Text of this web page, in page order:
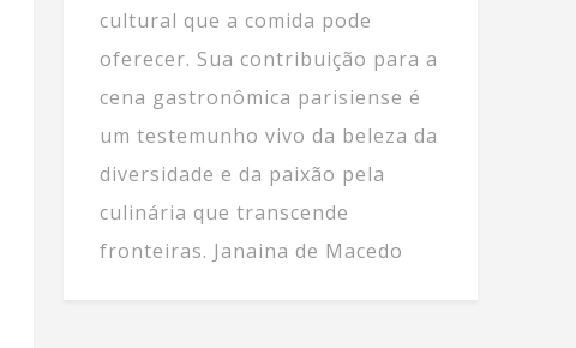
cultural que a comida pode
oferecer. Sua contribuição para a
cena gastronômica parisiense é
um testemunho vivo da beleza da
diversidade e da paixão pela
culinária que transcende
fronteiras. Janaina de Macedo